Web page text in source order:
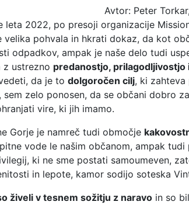
Avtor: Peter
leta 2022, po presoji organizacije
velika pohvala in hkrati dokaz, da kot
odpadkov, ampak je naše delo tudi
z ustrezno predanostjo, prilagodljivostjo
da je to dolgoročen cilj, ki
sem zelo ponosen, da se občani dobro
vire, ki jih imamo.
Gorje je namreč tudi območje
vode le našim občanom, ampak
ki ne sme postati samoumeven,
in lepote, kamor sodijo soteska
živeli v tesnem sožitju z naravo in so